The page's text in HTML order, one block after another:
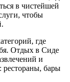
в чистейшей
чтобы
где
Отдых в Сиде
и
рестораны, бары